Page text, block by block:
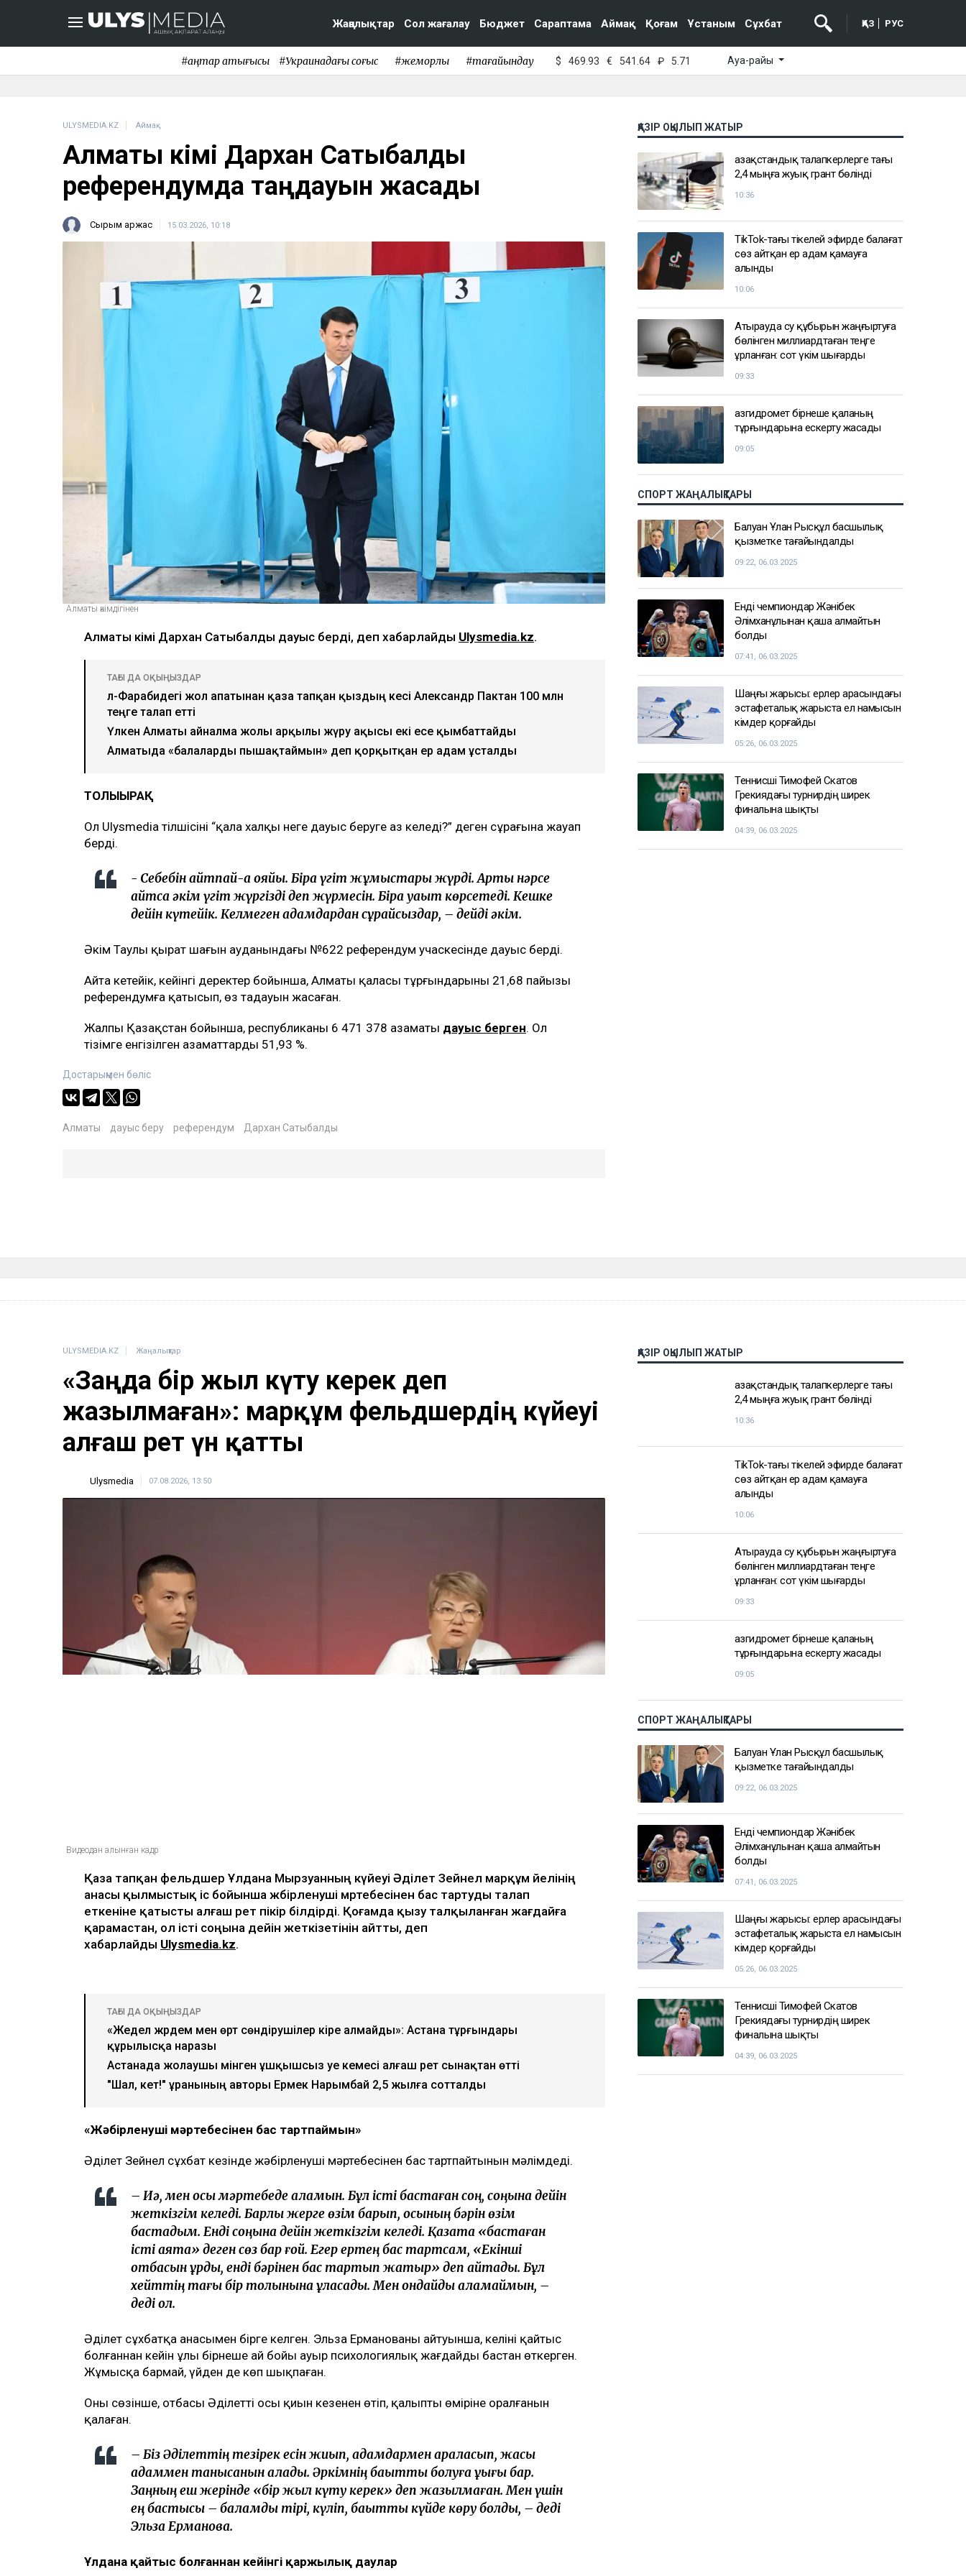
Жаңалықтар Сол жағалау Бюджет Сараптама Аймақ Қоғам Ұстаным Сұхбат ҚАЗ РУС
#қаңтар қақтығысы #Украинадағы соғыс #жемқорлық #тағайындау $ 469.93 € 541.64 ₽ 5.71 Ауа-райы
ULYSMEDIA.KZ Аймақ
Алматы әкімі Дархан Сатыбалды
референдумда таңдауын жасады
Сырым Қаржас 15.03.2026, 10:18
Алматы әкімдігінен
Алматы әкімі Дархан Сатыбалды дауыс берді, деп хабарлайды Ulysmedia.kz.
ТАҒЫ ДА ОҚЫҢЫЗДАР
әл-Фарабидегі жол апатынан қаза тапқан қыздың әкесі Александр Пактан 100 млн
теңге талап етті
Үлкен Алматы айналма жолы арқылы жүру ақысы екі есе қымбаттайды
Алматыда «балаларды пышақтаймын» деп қорқытқан ер адам ұсталды
ТОЛЫҒЫРАҚ
Ол Ulysmedia тілшісінің “қала халқы неге дауыс беруге аз келеді?” деген сұрағына жауап
берді.
- Себебін айтпай-ақ қояйық. Бірақ үгіт жұмыстары жүрді. Артық нәрсе
айтсақ әкім үгіт жүргізді деп жүрмесін. Бірақ уақыт көрсетеді. Кешке
дейін күтейік. Келмеген адамдардан сұрайсыздар, – дейді әкім.
Әкім Таулы қырат шағын ауданындағы №622 референдум учаскесінде дауыс берді.
Айта кетейік, кейінгі деректер бойынша, Алматы қаласы тұрғындарының 21,68 пайызы
референдумға қатысып, өз таңдауын жасаған.
Жалпы Қазақстан бойынша, республиканың 6 471 378 азаматы дауыс берген. Ол
тізімге енгізілген азаматтардың 51,93 %.
Достарыңмен бөліс
Алматы дауыс беру референдум Дархан Сатыбалды
ҚАЗІР ОҚЫЛЫП ЖАТЫР
Қазақстандық талапкерлерге тағы
2,4 мыңға жуық грант бөлінді
10:36
TikTok-тағы тікелей эфирде балағат
сөз айтқан ер адам қамауға
алынды
10:06
Атырауда су құбырын жаңғыртуға
бөлінген миллиардтаған теңге
ұрланған: сот үкім шығарды
09:33
Қазгидромет бірнеше қаланың
тұрғындарына ескерту жасады
09:05
СПОРТ ЖАҢАЛЫҚТАРЫ
Балуан Ұлан Рысқұл басшылық
қызметке тағайындалды
09:22, 06.03.2025
Енді чемпиондар Жәнібек
Әлімханұлынан қаша алмайтын
болды
07:41, 06.03.2025
Шаңғы жарысы: ерлер арасындағы
эстафеталық жарыста ел намысын
кімдер қорғайды
05:26, 06.03.2025
Теннисші Тимофей Скатов
Грекиядағы турнирдің ширек
финалына шықты
04:39, 06.03.2025
алғаш рет үн қатты
Ulysmedia 07.08.2026, 13:50
Видеодан алынған кадр
Қаза тапқан фельдшер Ұлдана Мырзуанның күйеуі Әділет Зейнел марқұм әйелінің
анасы қылмыстық іс бойынша жәбірленуші мәртебесінен бас тартуды талап
еткеніне қатысты алғаш рет пікір білдірді. Қоғамда қызу талқыланған жағдайға
хабарлайдыUlysmedia.kz
ТАҒЫ ДА ОҚЫҢЫЗДАР
құрылысқа наразы
Астанада жолаушы мінген ұшқышсыз әуе кемесі алғаш рет сынақтан өтті
"Шал, кет!" ұранының авторы Ермек Нарымбай 2,5 жылға сотталды
«Жәбірленуші мәртебесінен бас тартпаймын»
Әділет Зейнел сұхбат кезінде жәбірленуші мәртебесінен бас тартпайтынын мәлімдеді.
ҚАЗІР ОҚЫЛЫП ЖАТЫР
Қазақстандық талапкерлерге тағы
TikTok-тағы тікелей эфирде балағат
сөз айтқан ер адам қамауға
10:06
Атырауда су құбырын жаңғыртуға
бөлінген миллиардтаған теңге
09:33
Қазгидромет бірнеше қаланың
тұрғындарына ескерту жасады
09:05